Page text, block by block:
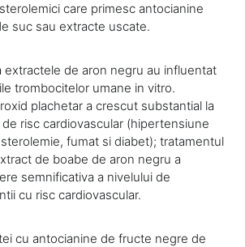
care primesc antocianine
suc sau extracte uscate.
extractele de aron negru au influentat
trombocitelor umane in vitro.
plachetar a crescut substantial la
risc cardiovascular (hipertensiune
fumat si diabet); tratamentul
de boabe de aron negru a
semnificativa a nivelului de
cu risc cardiovascular.
cu antocianine de fructe negre de